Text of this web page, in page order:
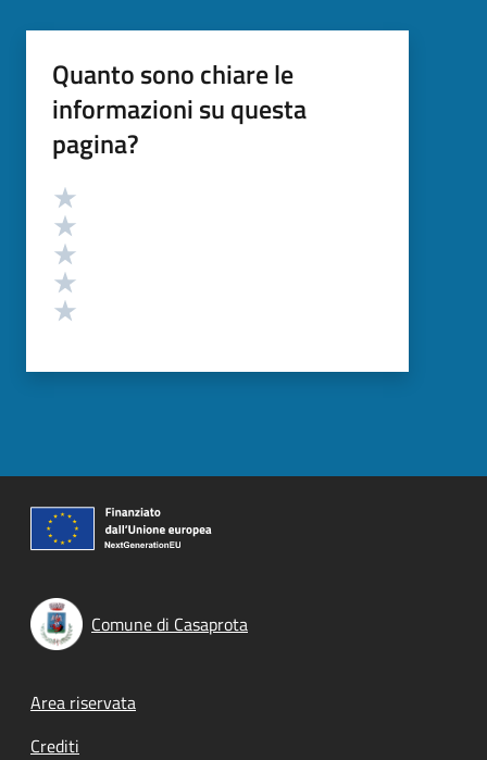
Quanto sono chiare le
informazioni su questa
pagina?
Valutazione
Comune di Casaprota
Footer menu
Area riservata
Crediti